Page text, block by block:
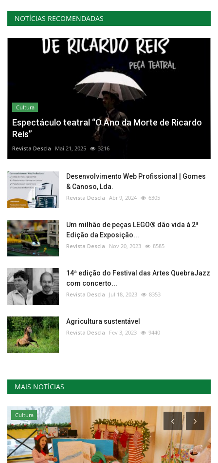
NOTÍCIAS RECOMENDADAS
Cultura
Espectáculo teatral “O Ano da Morte de Ricardo
Reis”
Revista Descla Mai 21, 2025 3216
Desenvolvimento Web Profissional | Gomes
& Canoso, Lda.
Revista Descla Abr 9, 2024 6305
Um milhão de peças LEGO® dão vida à 2ª
Edição da Exposição...
Revista Descla Nov 20, 2023 8585
14ª edição do Festival das Artes QuebraJazz
com concerto...
Revista Descla Jul 18, 2023 8353
Agricultura sustentável
Revista Descla Fev 3, 2023 9440
MAIS NOTÍCIAS
Cultura